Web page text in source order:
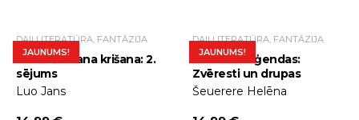
JAUNUMS!
DAIĻLITERATŪRA, FANTĀZIJA
Sieviešu klana krišana: 2.
sējums
Luo Jans
JAUNUMS!
DAIĻLITERATŪRA, FANTĀZIJA
Tezmarr leģendas:
Zvēresti un drupas
Šeuerere Helēna